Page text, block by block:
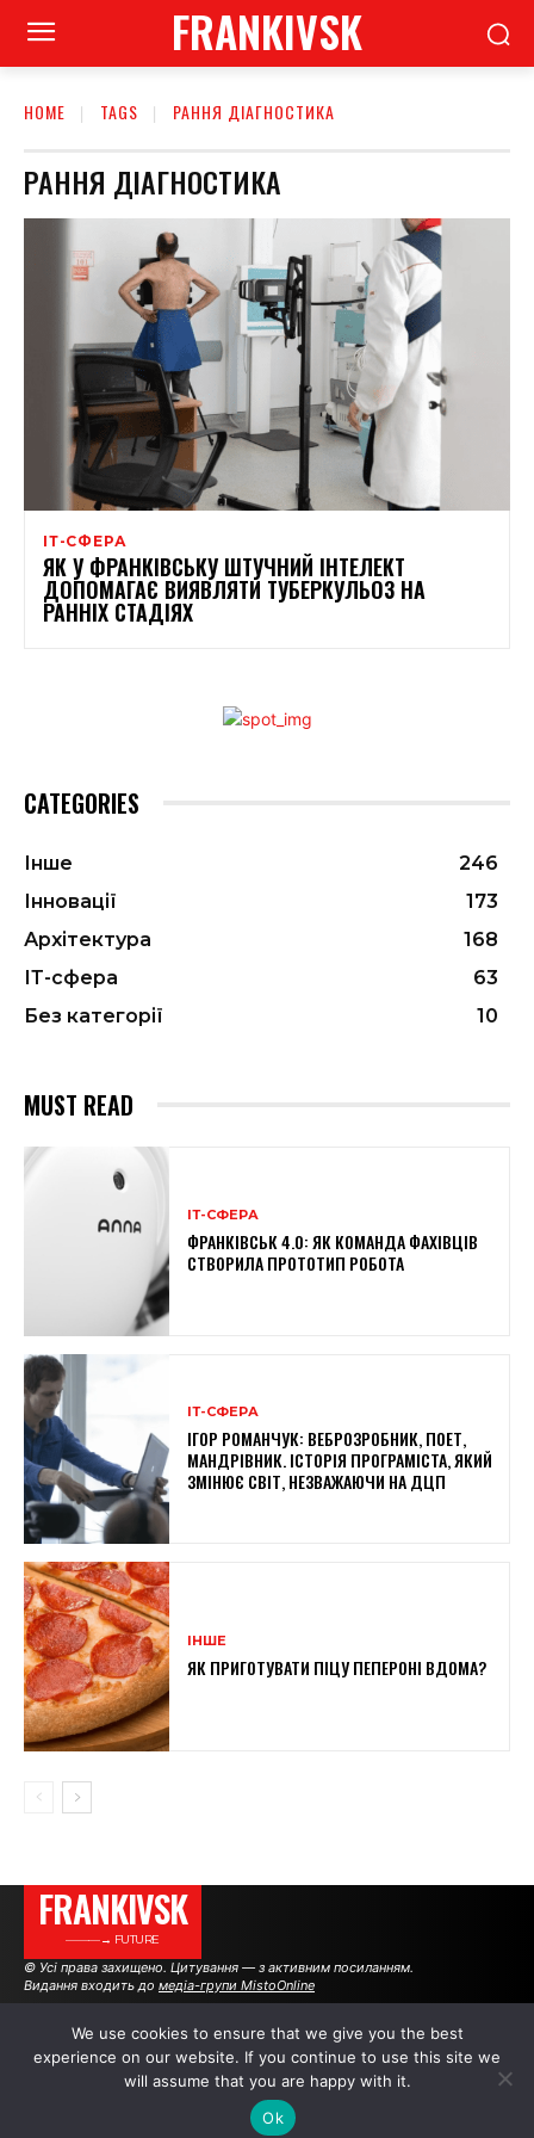
FRANKIVSK
HOME TAGS РАННЯ ДІАГНОСТИКА
РАННЯ ДІАГНОСТИКА
ІТ-СФЕРА
ЯК У ФРАНКІВСЬКУ ШТУЧНИЙ ІНТЕЛЕКТ
ДОПОМАГАЄ ВИЯВЛЯТИ ТУБЕРКУЛЬОЗ НА
РАННІХ СТАДІЯХ
CATEGORIES
Інше
246
Інновації
173
Архітектура
168
ІТ-сфера
63
Без категорії
10
MUST READ
ІТ-СФЕРА
ФРАНКІВСЬК 4.0: ЯК КОМАНДА ФАХІВЦІВ
СТВОРИЛА ПРОТОТИП РОБОТА
ІТ-СФЕРА
ІГОР РОМАНЧУК: ВЕБРОЗРОБНИК, ПОЕТ,
МАНДРІВНИК. ІСТОРІЯ ПРОГРАМІСТА, ЯКИЙ
ЗМІНЮЄ СВІТ, НЕЗВАЖАЮЧИ НА ДЦП
ІНШЕ
ЯК ПРИГОТУВАТИ ПІЦУ ПЕПЕРОНІ ВДОМА?
FRANKIVSK
———→ FUTURE
© Усі права захищено. Цитування — з активним посиланням.
Видання входить до медіа-групи MistoOnline
АВТОРИ РЕКЛАМА НА САЙТІ
We use cookies to ensure that we give you the best
experience on our website. If you continue to use this site we
will assume that you are happy with it.
Ok